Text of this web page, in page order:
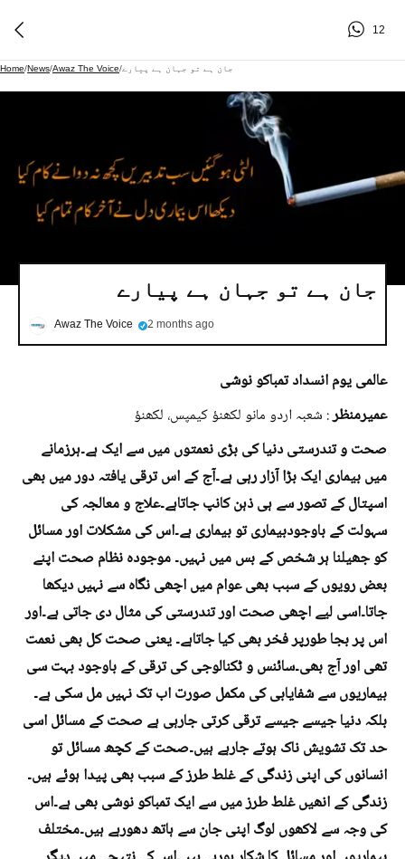
12
Home/News/Awaz The Voice/جان ہے تو جہان ہے پیارے
جان ہے تو جہان ہے پیارے
Awaz The Voice 2 months ago
عالمی یوم انسداد تمباکو نوشی
عمیرمنظر: شعبہ اردو مانو لکھنؤ کیمپس، لکھنؤ
صحت و تندرستی دنیا کی بڑی نعمتوں میں سے ایک ہے۔ہرزمانے
میں بیماری ایک بڑا آزار رہی ہے۔آج کے اس ترقی یافتہ دور میں بھی
اسپتال کے تصور سے ہی ذہن کانپ جاتاہے۔علاج و معالجہ کی
سہولت کے باوجودبیماری تو بیماری ہے۔اس کی مشکلات اور مسائل
کو جھیلنا ہر شخص کے بس میں نہیں۔ موجودہ نظام صحت اپنے
بعض رویوں کے سبب بھی عوام میں اچھی نگاہ سے نہیں دیکھا
جاتا۔اسی لیے اچھی صحت اور تندرستی کی مثال دی جاتی ہے۔اور
اس پر بجا طورپر فخر بھی کیا جاتاہے۔ یعنی صحت کل بھی نعمت
تھی اور آج بھی۔سائنس و ٹکنالوجی کی ترقی کے باوجود بہت سی
بیماریوں سے شفایابی کی مکمل صورت اب تک نہیں مل سکی ہے۔
بلکہ دنیا جیسے جیسے ترقی کرتی جارہی ہے صحت کے مسائل اسی
حد تک تشویش ناک ہوتے جارہے ہیں۔صحت کے کچھ مسائل تو
انسانوں کی اپنی زندگی کے غلط طرز کے سبب بھی پیدا ہوئے ہیں۔
زندگی کے انھیں غلط طرز میں سے ایک تمباکو نوشی بھی ہے۔اس
کی وجہ سے لاکھوں لوگ اپنی جان سے ہاتھ دھورہے ہیں۔مختلف